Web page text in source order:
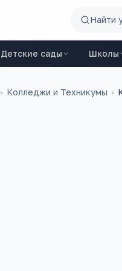
Найти
Детские сады Школы
› Колледжи и Техникумы ›